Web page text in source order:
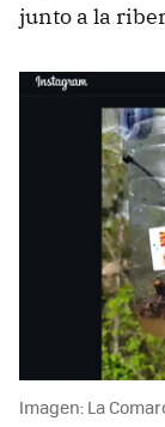
junto a la
Imagen: La